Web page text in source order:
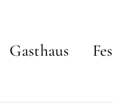
Gasthaus